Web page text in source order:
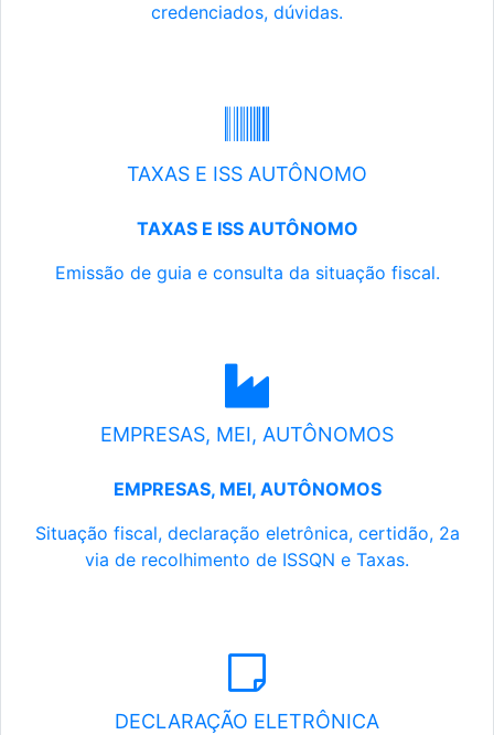
credenciados, dúvidas.
TAXAS E ISS AUTÔNOMO
TAXAS E ISS AUTÔNOMO
Emissão de guia e consulta da situação fiscal.
EMPRESAS, MEI, AUTÔNOMOS
EMPRESAS, MEI, AUTÔNOMOS
Situação fiscal, declaração eletrônica, certidão, 2a
via de recolhimento de ISSQN e Taxas.
DECLARAÇÃO ELETRÔNICA